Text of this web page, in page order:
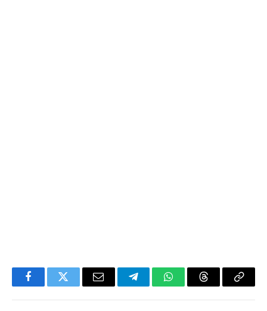
FacebookTwitter Email TelegramWhatsAppThreadsCopy